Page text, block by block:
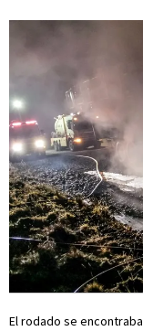
El rodado se